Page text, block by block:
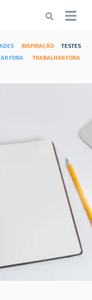
INSPIRAÇÃO
TESTES
FORA
TRABALHAR FORA